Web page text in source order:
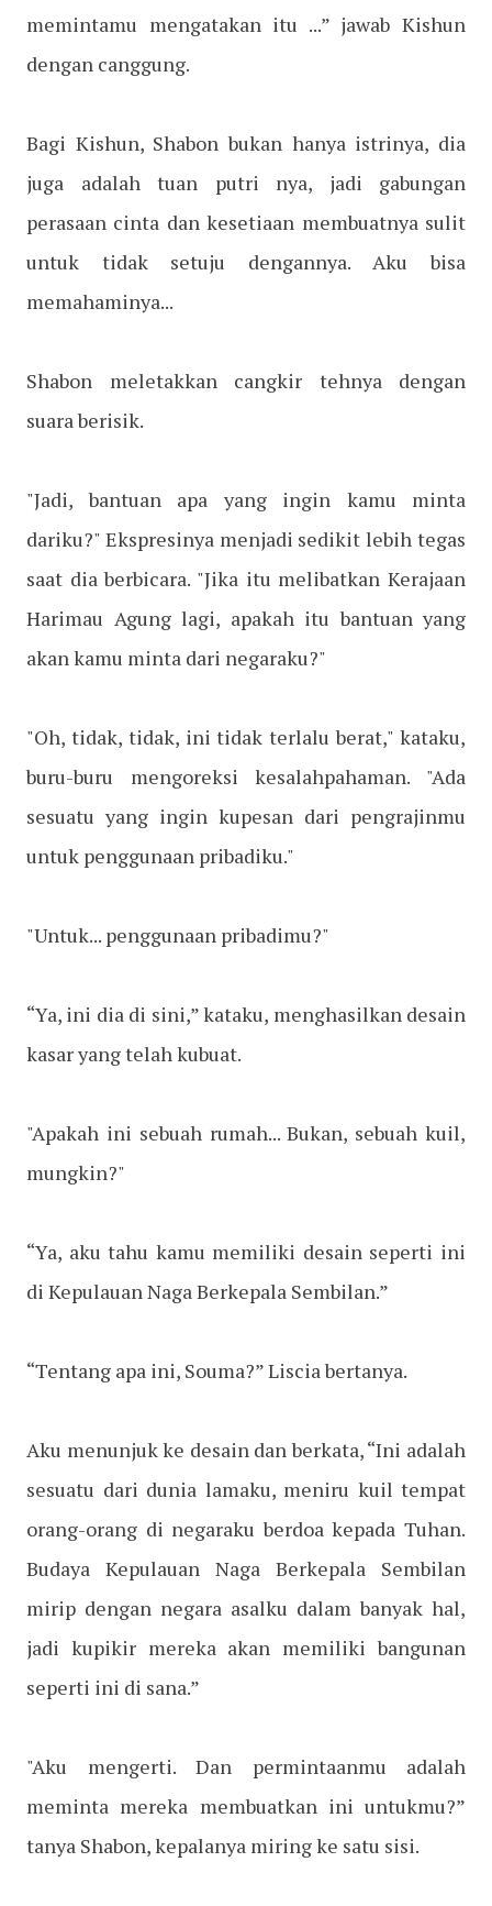
memintamu mengatakan itu ...” jawab Kishun
dengan canggung.
Bagi Kishun, Shabon bukan hanya istrinya, dia
juga adalah tuan putri nya, jadi gabungan
perasaan cinta dan kesetiaan membuatnya sulit
untuk tidak setuju dengannya. Aku bisa
memahaminya...
Shabon meletakkan cangkir tehnya dengan
suara berisik.
"Jadi, bantuan apa yang ingin kamu minta
dariku?" Ekspresinya menjadi sedikit lebih tegas
saat dia berbicara. "Jika itu melibatkan Kerajaan
Harimau Agung lagi, apakah itu bantuan yang
akan kamu minta dari negaraku?"
"Oh, tidak, tidak, ini tidak terlalu berat," kataku,
buru-buru mengoreksi kesalahpahaman. "Ada
sesuatu yang ingin kupesan dari pengrajinmu
untuk penggunaan pribadiku."
"Untuk... penggunaan pribadimu?"
“Ya, ini dia di sini,” kataku, menghasilkan desain
kasar yang telah kubuat.
"Apakah ini sebuah rumah... Bukan, sebuah kuil,
mungkin?"
“Ya, aku tahu kamu memiliki desain seperti ini
di Kepulauan Naga Berkepala Sembilan.”
“Tentang apa ini, Souma?” Liscia bertanya.
Aku menunjuk ke desain dan berkata, “Ini adalah
sesuatu dari dunia lamaku, meniru kuil tempat
orang-orang di negaraku berdoa kepada Tuhan.
Budaya Kepulauan Naga Berkepala Sembilan
mirip dengan negara asalku dalam banyak hal,
jadi kupikir mereka akan memiliki bangunan
seperti ini di sana.”
"Aku mengerti. Dan permintaanmu adalah
meminta mereka membuatkan ini untukmu?”
tanya Shabon, kepalanya miring ke satu sisi.